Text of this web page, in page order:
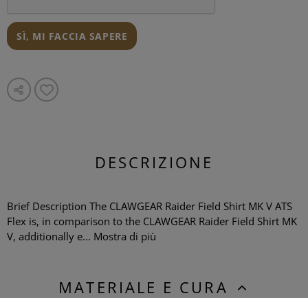
SÌ, MI FACCIA SAPERE
DESCRIZIONE
Brief Description The CLAWGEAR Raider Field Shirt MK V ATS
Flex is, in comparison to the CLAWGEAR Raider Field Shirt MK
V, additionally e... Mostra di più
MATERIALE E CURA